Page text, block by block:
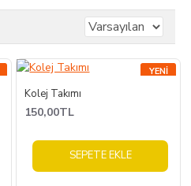
YENI
Kolej Takımı
150,00TL
SEPETE EKLE